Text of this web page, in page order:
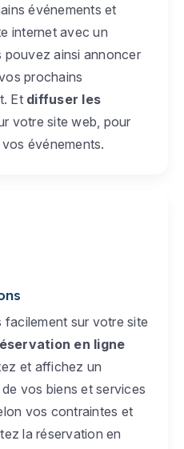
événements et
internet avec un
pouvez ainsi annoncer
prochains
Et diffuser les
votre site web, pour
événements.
sur votre site
en ligne
et affichez un
vos biens et services
vos contraintes et
la réservation en